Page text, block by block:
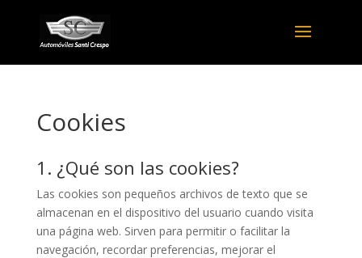
Cookies
1. ¿Qué son las cookies?
Las cookies son pequeños archivos de texto que se
almacenan en el dispositivo del usuario cuando visita
una página web. Sirven para permitir o facilitar la
navegación, recordar preferencias, mejorar el